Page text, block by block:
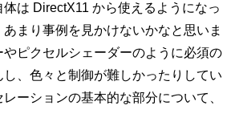
は DirectX11 から使えるようになっ
まり事例を見かけないかなと思いま
ピクセルシェーダーのように必須の
し、色々と制御が難しかったりしてい
ーションの基本的な部分について、